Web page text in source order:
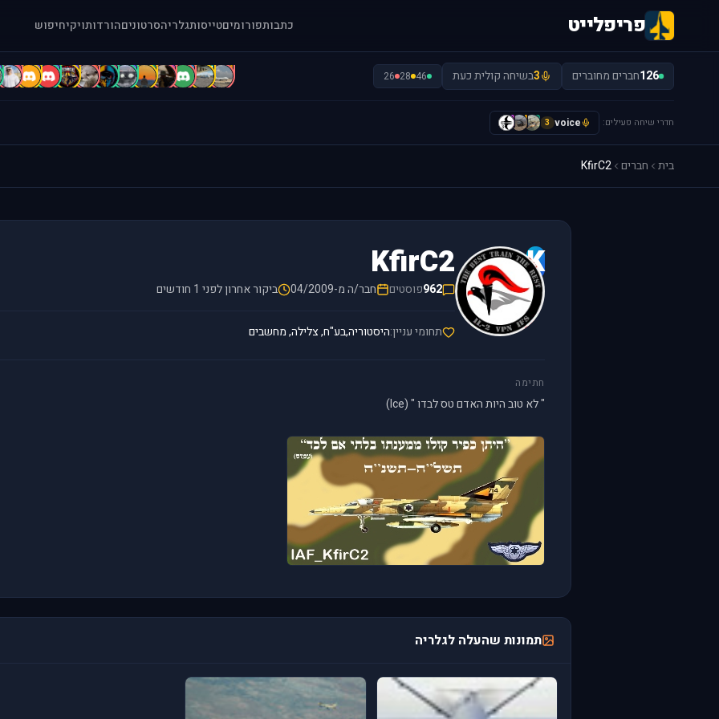
פריפלייט כתבותפורומיםטייסותגלריהסרטוניםהורדותויקיחיפוש
126חברים מחוברים 3בשיחה קולית כעת 46
28
26
.
[
a
A
A
a
A
A
b
b
B
c
חדרי שיחה פעילים: voice
3
H
I
y
בית חברים KfirC2
K
KfirC2
962פוסטים חבר/ה מ-04/2009 ביקור אחרון לפני 1 חודשים
תחומי עניין:היסטוריה,בע"ח, צלילה, מחשבים
חתימה
" לא טוב היות האדם טס לבדו " (Ice)
תמונות שהעלה לגלריה